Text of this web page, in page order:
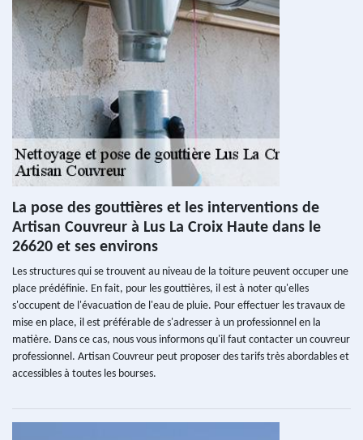
La pose des gouttières et les interventions de
Artisan Couvreur à Lus La Croix Haute dans le
26620 et ses environs
Les structures qui se trouvent au niveau de la toiture peuvent occuper une
place prédéfinie. En fait, pour les gouttières, il est à noter qu'elles
s'occupent de l'évacuation de l'eau de pluie. Pour effectuer les travaux de
mise en place, il est préférable de s'adresser à un professionnel en la
matière. Dans ce cas, nous vous informons qu'il faut contacter un couvreur
professionnel. Artisan Couvreur peut proposer des tarifs très abordables et
accessibles à toutes les bourses.